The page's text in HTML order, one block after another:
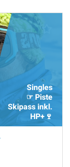
Singles
☞ Piste
Skipass inkl.
HP+🍷